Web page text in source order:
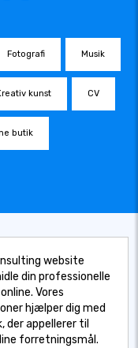
Fotografi Musik
kunst CV
butik
website
din professionelle
Vores
hjælper dig med
appellerer til
forretningsmål.